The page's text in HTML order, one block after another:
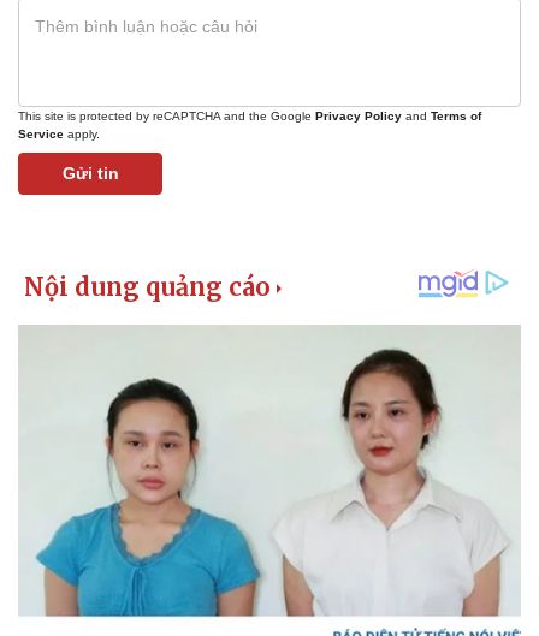
This site is protected by reCAPTCHA and the Google Privacy Policy and Terms of
Service apply.
Gửi tin